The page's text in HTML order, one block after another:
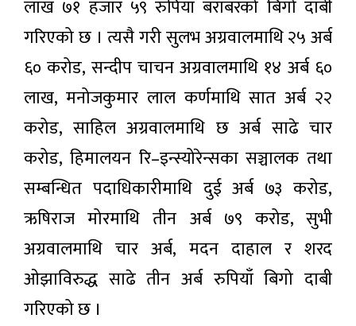
लाख ७१ हजार ५९ रुपियाँ बराबरको बिगो दाबी
गरिएको छ । त्यसै गरी सुलभ अग्रवालमाथि २५ अर्ब
६० करोड, सन्दीप चाचन अग्रवालमाथि १४ अर्ब ६०
लाख, मनोजकुमार लाल कर्णमाथि सात अर्ब २२
करोड, साहिल अग्रवालमाथि छ अर्ब साढे चार
करोड, हिमालयन रि–इन्स्योरेन्सका सञ्चालक तथा
सम्बन्धित पदाधिकारीमाथि दुई अर्ब ७३ करोड,
ऋषिराज मोरमाथि तीन अर्ब ७९ करोड, सुभी
अग्रवालमाथि चार अर्ब, मदन दाहाल र शरद
ओझाविरुद्ध साढे तीन अर्ब रुपियाँ बिगो दाबी
गरिएको छ ।